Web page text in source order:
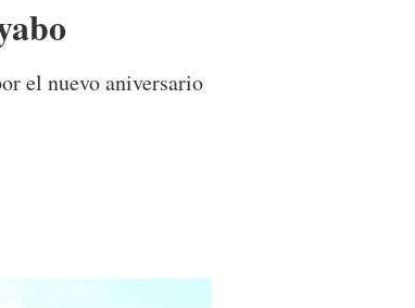
el nuevo aniversario